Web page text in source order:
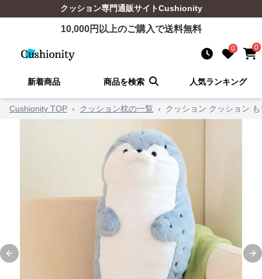
クッション専門通販サイトCushionity
10,000円以上のご購入で送料無料
0 0
新着商品 商品を検索 人気ランキング
Cushionity TOP › クッション枕の一覧 › クッション クッション
Previous slide